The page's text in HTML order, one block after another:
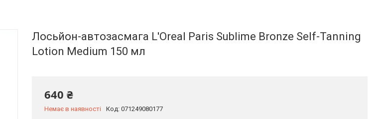
Лосьйон-автозасмага L'Oreal Paris Sublime Bronze Self-Tanning
Lotion Medium 150 мл
640 ₴
Немає в наявності Код: 071249080177